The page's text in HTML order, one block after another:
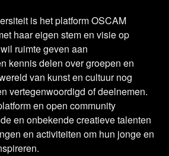
is het platform OSCAM
haar eigen stem en visie op
ruimte geven aan
kennis delen over groepen en
van kunst en cultuur nog
vertegenwoordigd of deelnemen.
en open community
en onbekende creatieve talenten
en activiteiten om hun jonge en